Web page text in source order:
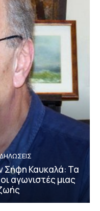
Σήφη Καυκαλά: Τα
αγωνιστές μιας